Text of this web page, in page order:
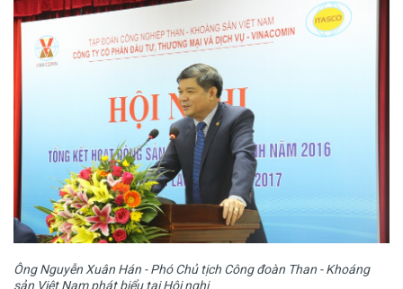
Ông Nguyễn Xuân Hán - Phó Chủ tịch Công đoàn Than - Khoáng
sản Việt Nam phát biểu tại Hội nghị